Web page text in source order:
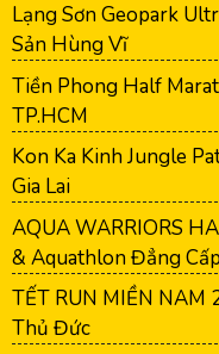
Lạng Sơn Geopark
Sản Hùng Vĩ
Tiền Phong Half
TP.HCM
Kon Ka Kinh Jungle
Gia Lai
AQUA WARRIORS
& Aquathlon Đẳng Cấp
TẾT RUN MIỀN NAM
Thủ Đức